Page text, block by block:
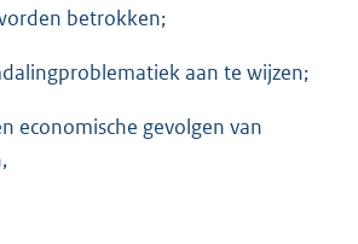
betrokken;
aan te wijzen;
economische gevolgen van